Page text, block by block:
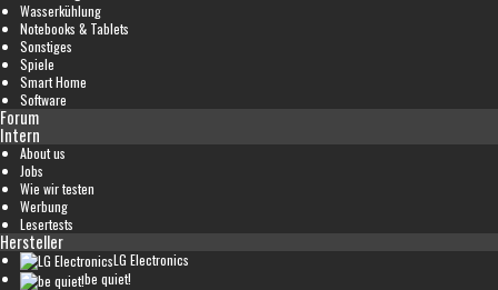
Wasserkühlung
Notebooks & Tablets
Sonstiges
Spiele
Smart Home
Software
Forum
Intern
About us
Jobs
Wie wir testen
Werbung
Lesertests
Hersteller
LG Electronics
be quiet!